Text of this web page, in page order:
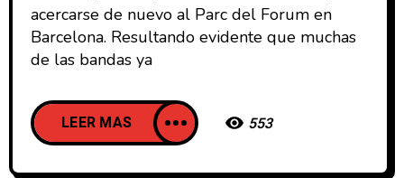
acercarse de nuevo al Parc del Forum en
Barcelona. Resultando evidente que muchas
de las bandas ya
LEER MAS 553